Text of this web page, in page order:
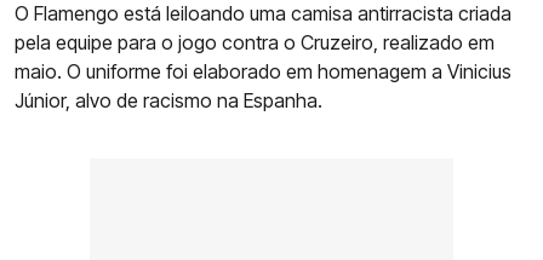
O Flamengo está leiloando uma camisa antirracista criada
pela equipe para o jogo contra o Cruzeiro, realizado em
maio. O uniforme foi elaborado em homenagem a Vinicius
Júnior, alvo de racismo na Espanha.